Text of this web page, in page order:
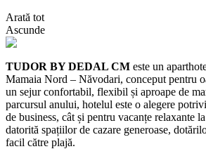
Arată tot
Ascunde
TUDOR BY DEDAL CM este un
Mamaia Nord – Năvodari, conceput pentru
un sejur confortabil, flexibil și aproape de
parcursul anului, hotelul este o alegere
de business, cât și pentru vacanțe relaxante
datorită spațiilor de cazare generoase,
facil către plajă.